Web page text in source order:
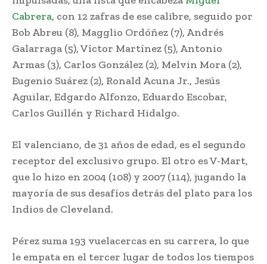
Cabrera, con 12 zafras de ese calibre, seguido por
Bob Abreu (8), Magglio Ordóñez (7), Andrés
Galarraga (5), Víctor Martínez (5), Antonio
Armas (3), Carlos González (2), Melvin Mora (2),
Eugenio Suárez (2), Ronald Acuna Jr., Jesús
Aguilar, Edgardo Alfonzo, Eduardo Escobar,
Carlos Guillén y Richard Hidalgo.
El valenciano, de 31 años de edad, es el segundo
receptor del exclusivo grupo. El otro es V-Mart,
que lo hizo en 2004 (108) y 2007 (114), jugando la
mayoría de sus desafíos detrás del plato para los
Indios de Cleveland.
Pérez suma 193 vuelacercas en su carrera, lo que
le empata en el tercer lugar de todos los tiempos